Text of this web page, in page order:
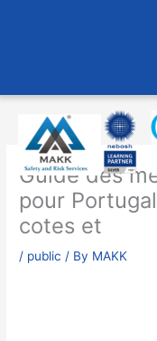
Guide des
pour
cotes et
/ public / By MAKK